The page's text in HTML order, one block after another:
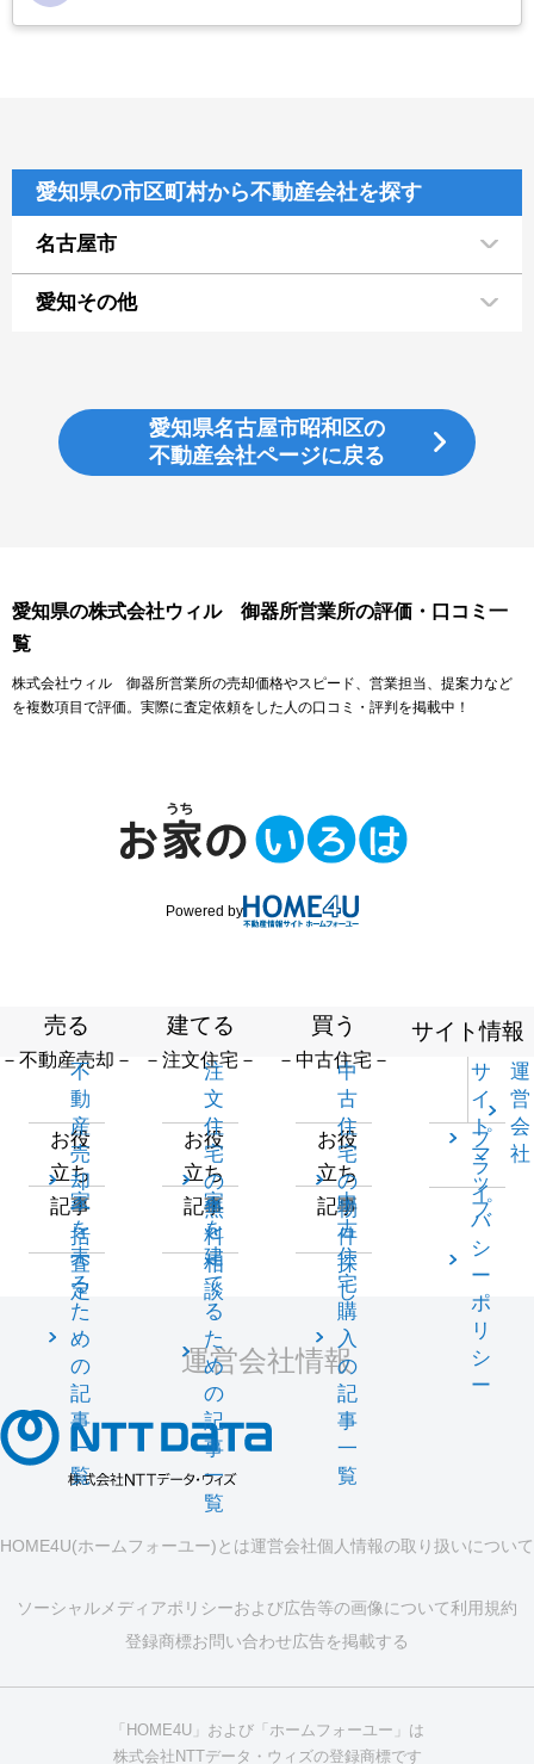
愛知県の市区町村から不動産会社を探す
名古屋市
愛知その他
愛知県名古屋市昭和区の
不動産会社ページに戻る
愛知県の株式会社ウィル 御器所営業所の評価・口コミ一
覧
株式会社ウィル 御器所営業所の売却価格やスピード、営業担当、提案力など
を複数項目で評価。実際に査定依頼をした人の口コミ・評判を掲載中！
Powered by
売る
－不動産売却－
不
動
産
売
却
一
括
査
定
お役
立ち
記事
家
を
売
る
た
め
の
記
事
一
覧
建てる
－注文住宅－
注
文
住
宅
の
無
料
相
談
お役
立ち
記事
家
を
建
て
る
た
め
の
記
事
一
覧
買う
－中古住宅－
中
古
住
宅
の
物
件
探
し
お役
立ち
記事
中
古
住
宅
購
入
の
記
事
一
覧
サイト情報
サ
イ
ト
マ
ッ
プ
運
営
会
社
プ
ラ
イ
バ
シ
ー
ポ
リ
シ
ー
運営会社情報
HOME4U(ホームフォーユー)とは運営会社個人情報の取り扱いについて
ソーシャルメディアポリシーおよび広告等の画像について利用規約
登録商標お問い合わせ広告を掲載する
「HOME4U」および「ホームフォーユー」は
株式会社NTTデータ・ウィズの登録商標です